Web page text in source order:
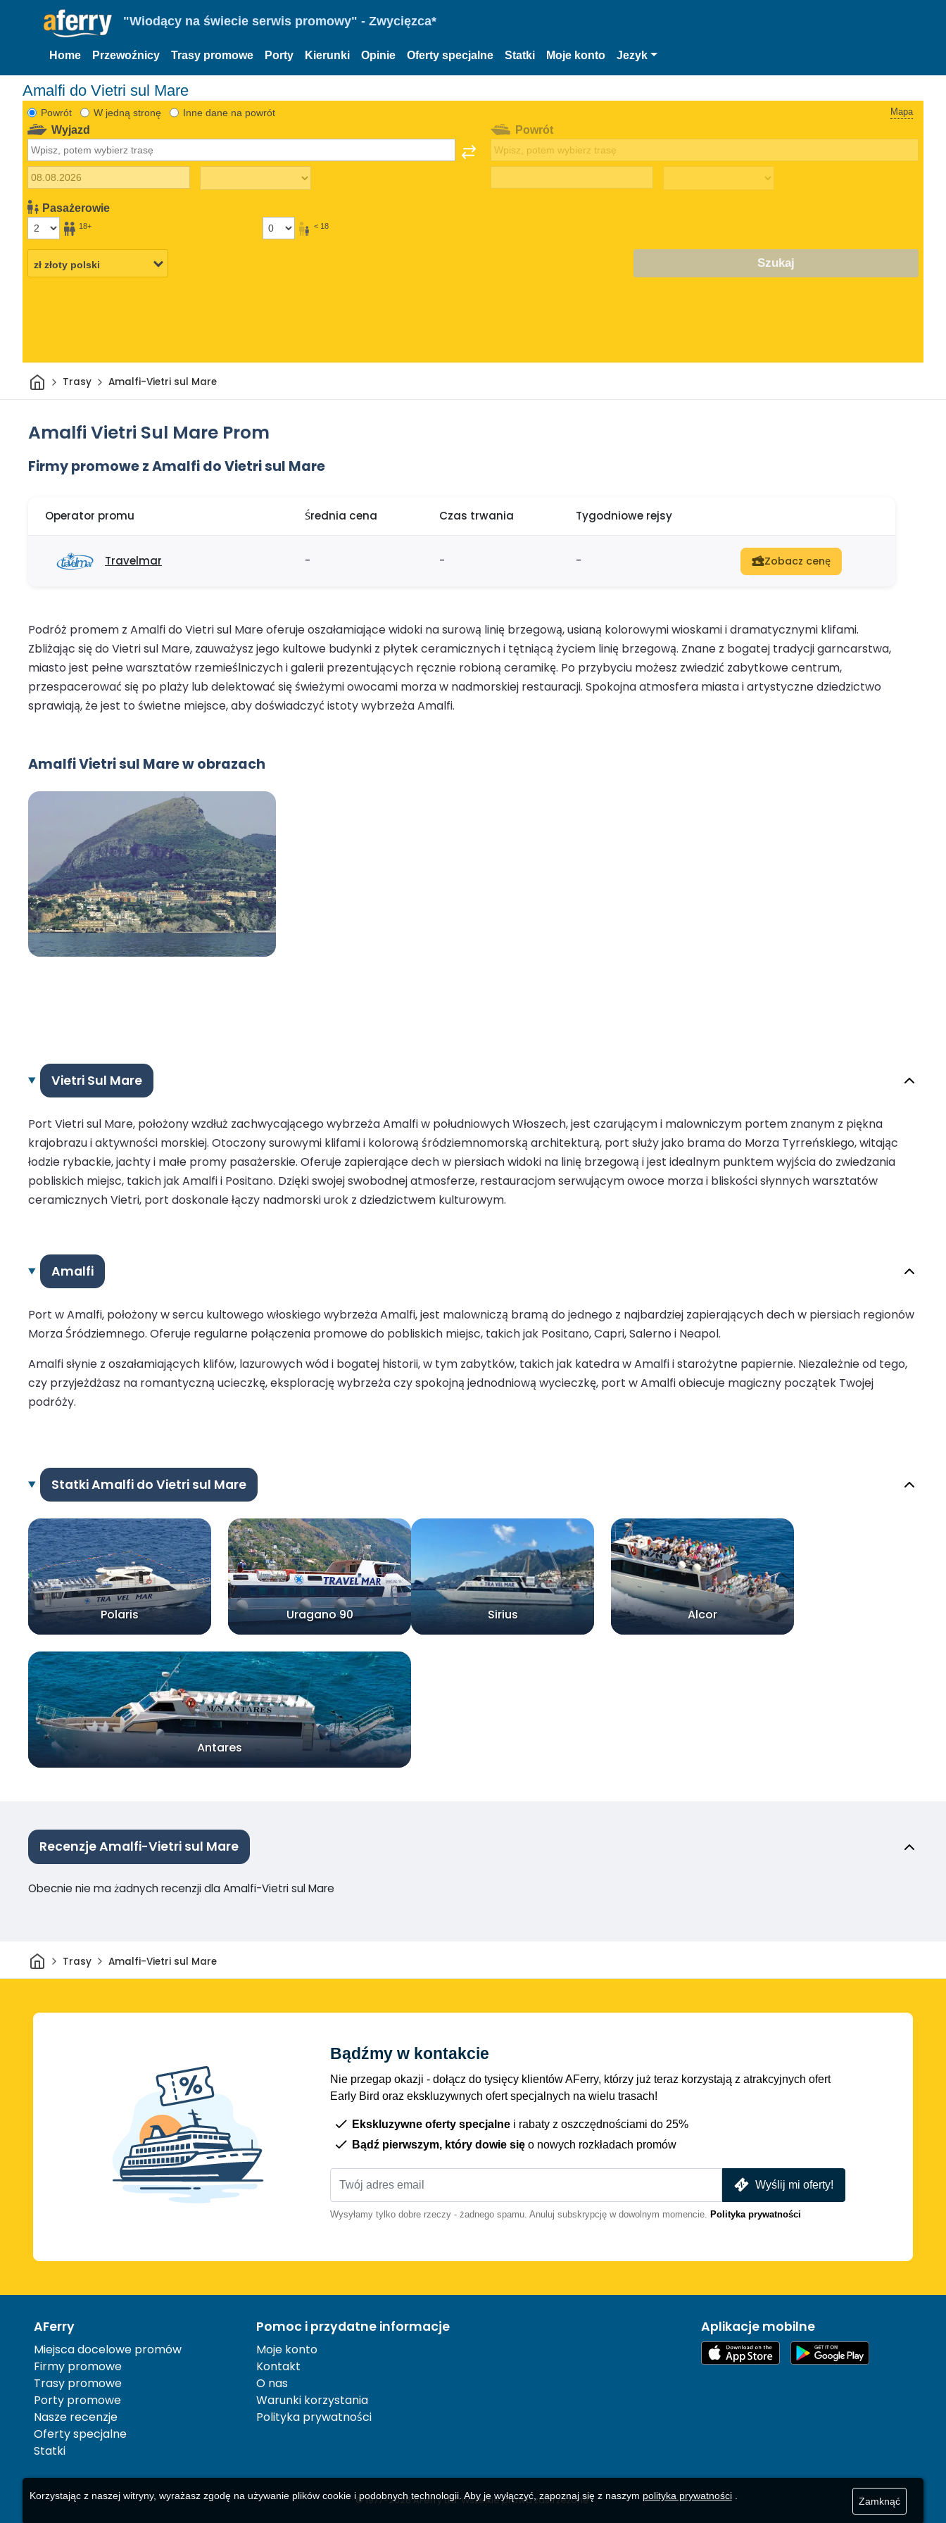
"Wiodący na świecie serwis promowy" - Zwycięzca*
Home Przewoźnicy Trasy promowe Porty Kierunki Opinie Oferty specjalne Statki Moje konto Jezyk
Amalfi do Vietri sul Mare
Powrót W jedną stronę Inne dane na powrót Mapa
Wyjazd
Pasażerowie
18+ < 18
Powrót
Szukaj
DomTrasy Amalfi-Vietri sul Mare
Amalfi Vietri Sul Mare Prom
Firmy promowe z Amalfi do Vietri sul Mare
Operator promu Średnia cena Czas trwania Tygodniowe rejsy
Travelmar - - - Zobacz cenę
Podróż promem z Amalfi do Vietri sul Mare oferuje oszałamiające widoki na surową linię brzegową, usianą kolorowymi wioskami i dramatycznymi klifami.
Zbliżając się do Vietri sul Mare, zauważysz jego kultowe budynki z płytek ceramicznych i tętniącą życiem linię brzegową. Znane z bogatej tradycji garncarstwa,
miasto jest pełne warsztatów rzemieślniczych i galerii prezentujących ręcznie robioną ceramikę. Po przybyciu możesz zwiedzić zabytkowe centrum,
przespacerować się po plaży lub delektować się świeżymi owocami morza w nadmorskiej restauracji. Spokojna atmosfera miasta i artystyczne dziedzictwo
sprawiają, że jest to świetne miejsce, aby doświadczyć istoty wybrzeża Amalfi.
Amalfi Vietri sul Mare w obrazach
Vietri Sul Mare
Port Vietri sul Mare, położony wzdłuż zachwycającego wybrzeża Amalfi w południowych Włoszech, jest czarującym i malowniczym portem znanym z piękna
krajobrazu i aktywności morskiej. Otoczony surowymi klifami i kolorową śródziemnomorską architekturą, port służy jako brama do Morza Tyrreńskiego, witając
łodzie rybackie, jachty i małe promy pasażerskie. Oferuje zapierające dech w piersiach widoki na linię brzegową i jest idealnym punktem wyjścia do zwiedzania
pobliskich miejsc, takich jak Amalfi i Positano. Dzięki swojej swobodnej atmosferze, restauracjom serwującym owoce morza i bliskości słynnych warsztatów
ceramicznych Vietri, port doskonale łączy nadmorski urok z dziedzictwem kulturowym.
Amalfi
Port w Amalfi, położony w sercu kultowego włoskiego wybrzeża Amalfi, jest malowniczą bramą do jednego z najbardziej zapierających dech w piersiach regionów
Morza Śródziemnego. Oferuje regularne połączenia promowe do pobliskich miejsc, takich jak Positano, Capri, Salerno i Neapol.
Amalfi słynie z oszałamiających klifów, lazurowych wód i bogatej historii, w tym zabytków, takich jak katedra w Amalfi i starożytne papiernie. Niezależnie od tego,
czy przyjeżdżasz na romantyczną ucieczkę, eksplorację wybrzeża czy spokojną jednodniową wycieczkę, port w Amalfi obiecuje magiczny początek Twojej
podróży.
Statki Amalfi do Vietri sul Mare
Polaris Uragano 90
Antares
Sirius Alcor
Recenzje Amalfi-Vietri sul Mare
Obecnie nie ma żadnych recenzji dla Amalfi-Vietri sul Mare
DomTrasy Amalfi-Vietri sul Mare
Bądźmy w kontakcie
Nie przegap okazji - dołącz do tysięcy klientów AFerry, którzy już teraz korzystają z atrakcyjnych ofert
Early Bird oraz ekskluzywnych ofert specjalnych na wielu trasach!
Ekskluzywne oferty specjalne i rabaty z oszczędnościami do 25%
Bądź pierwszym, który dowie się o nowych rozkładach promów
Wyślij mi oferty!
Wysyłamy tylko dobre rzeczy - żadnego spamu. Anuluj subskrypcję w dowolnym momencie. Polityka prywatności
AFerry
Miejsca docelowe promów
Firmy promowe
Trasy promowe
Porty promowe
Nasze recenzje
Oferty specjalne
Statki
Pomoc i przydatne informacje
Moje konto
Kontakt
O nas
Warunki korzystania
Polityka prywatności
Aplikacje mobilne
© 1977-2026AFerry Ltd. Wszelkie prawa zastrzeżone.
Korzystając z naszej witryny, wyrażasz zgodę na używanie plików cookie i podobnych technologii. Aby je wyłączyć, zapoznaj się z naszym polityka prywatności. Zamknąć